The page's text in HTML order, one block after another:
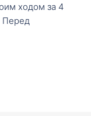
ходом за 4
Перед